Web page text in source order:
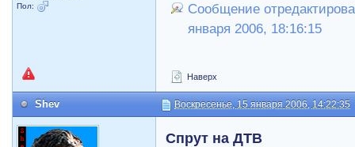
Пол:
Сообщение
января 2006, 18:16:15
Наверх
Shev Воскресенье, 15 января 2006, 14:22:35
Спрут на ДТВ